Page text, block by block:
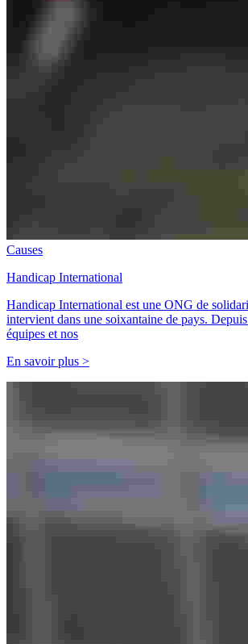
Causes
Handicap International
Handicap International est une ONG de
intervient dans une soixantaine de pays.
équipes et nos
En savoir plus >